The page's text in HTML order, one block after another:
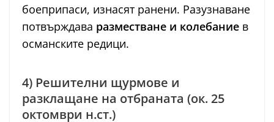
боеприпаси, изнасят ранени. Разузнаване
потвърждава разместване и колебание в
османските редици.
4) Решителни щурмове и
разклащане на отбраната (ок. 25
октомври н.ст.)